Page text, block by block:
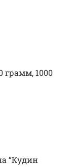
грамм, 1000
“Кудин